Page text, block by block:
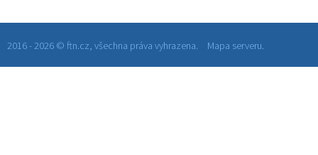
2016 - 2026 © ftn.cz, všechna práva vyhrazena. Mapa serveru.